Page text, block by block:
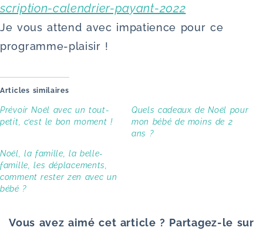
scription-calendrier-payant-2022
Je vous attend avec impatience pour ce
programme-plaisir !
Articles similaires
Prévoir Noël avec un tout-
petit, c’est le bon moment !
Quels cadeaux de Noël pour
mon bébé de moins de 2
ans ?
Noël, la famille, la belle-
famille, les déplacements,
comment rester zen avec un
bébé ?
Vous avez aimé cet article ? Partagez-le sur